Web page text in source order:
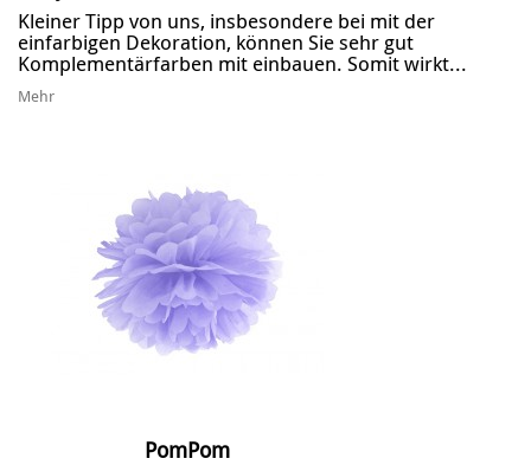
Kleiner Tipp von uns, insbesondere bei mit der
einfarbigen Dekoration, können Sie sehr gut
Komplementärfarben mit einbauen. Somit wirkt...
Mehr
PomPom